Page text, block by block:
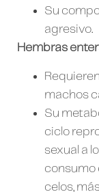
Su
agresivo.
Hembras
machos
Su
ciclo
sexual a
consumo
celos,